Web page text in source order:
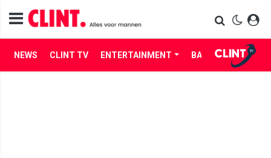
NEWS CLINT TV ENTERTAINMENT BABES LIFE